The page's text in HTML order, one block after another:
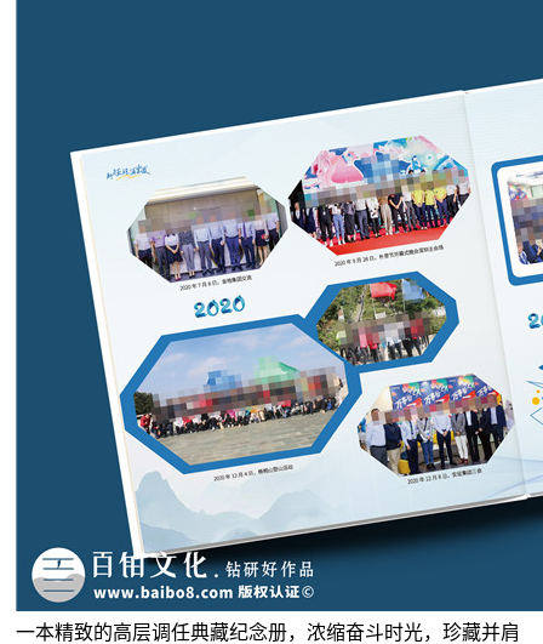
一本精致的高层调任典藏纪念册，浓缩奋斗时光，珍藏并肩